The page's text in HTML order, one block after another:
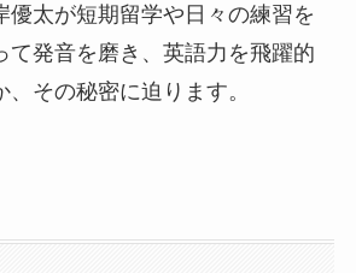
優太が短期留学や日々の練習を
て発音を磨き、英語力を飛躍的
その秘密に迫ります。